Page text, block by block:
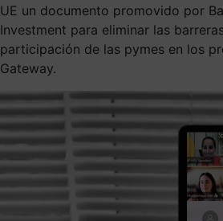
UE un documento promovido por
Investment para eliminar las
participación de las pymes en los
Gateway.